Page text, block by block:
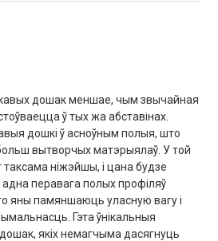
дошак меншае, чым звычайная
ў тых жа абставінах.
дошкі ў асноўным полыя, што
вытворчых матэрыялаў. У той
ніжэйшы, і цана будзе
перавага полых профіляў
яны памяншаюць уласную вагу і
Гэта ўнікальныя
якіх немагчыма дасягнуць